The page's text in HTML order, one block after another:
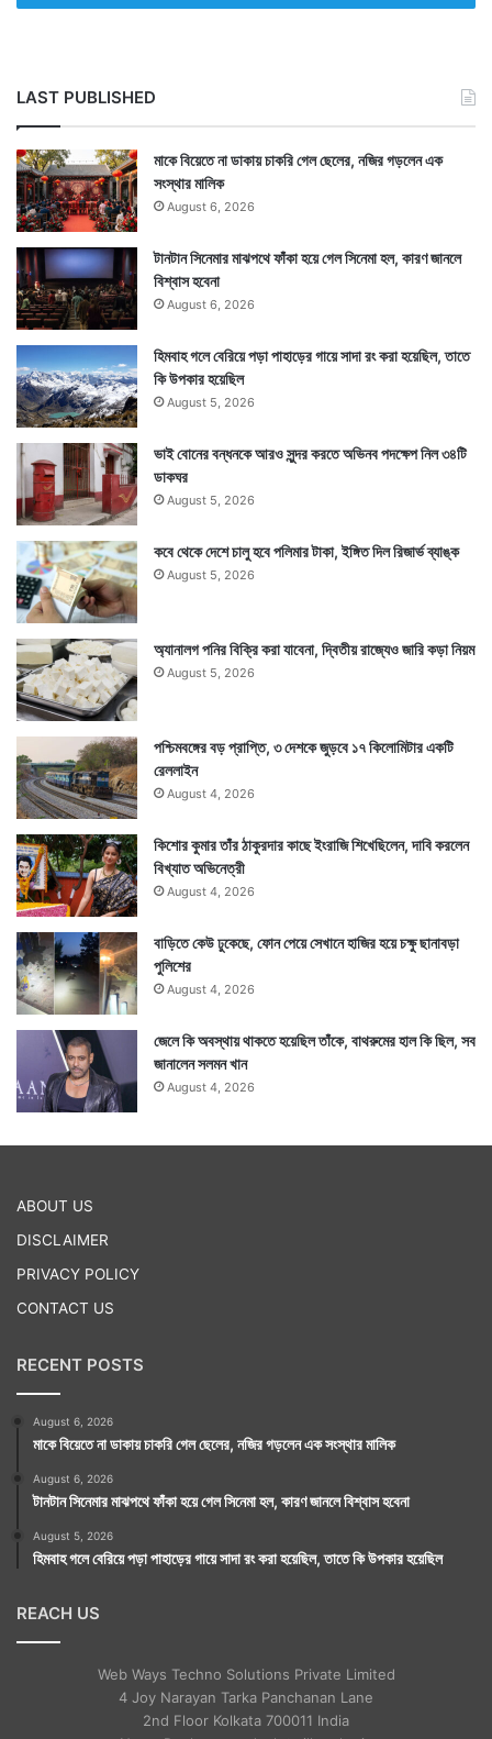
Tags London
LAST PUBLISHED
মাকে বিয়েতে না ডাকায় চাকরি গেল ছেলের, নজির গড়লেন এক
সংস্থার মালিক
August 6, 2026
টানটান সিনেমার মাঝপথে ফাঁকা হয়ে গেল সিনেমা হল, কারণ জানলে
বিশ্বাস হবেনা
August 6, 2026
হিমবাহ গলে বেরিয়ে পড়া পাহাড়ের গায়ে সাদা রং করা হয়েছিল, তাতে
কি উপকার হয়েছিল
August 5, 2026
ভাই বোনের বন্ধনকে আরও সুন্দর করতে অভিনব পদক্ষেপ নিল ৩৪টি
ডাকঘর
August 5, 2026
কবে থেকে দেশে চালু হবে পলিমার টাকা, ইঙ্গিত দিল রিজার্ভ ব্যাঙ্ক
August 5, 2026
অ্যানালগ পনির বিক্রি করা যাবেনা, দ্বিতীয় রাজ্যেও জারি কড়া নিয়ম
August 5, 2026
পশ্চিমবঙ্গের বড় প্রাপ্তি, ৩ দেশকে জুড়বে ১৭ কিলোমিটার একটি
রেললাইন
August 4, 2026
কিশোর কুমার তাঁর ঠাকুরদার কাছে ইংরাজি শিখেছিলেন, দাবি করলেন
বিখ্যাত অভিনেত্রী
August 4, 2026
বাড়িতে কেউ ঢুকেছে, ফোন পেয়ে সেখানে হাজির হয়ে চক্ষু ছানাবড়া
পুলিশের
August 4, 2026
জেলে কি অবস্থায় থাকতে হয়েছিল তাঁকে, বাথরুমের হাল কি ছিল, সব
জানালেন সলমন খান
August 4, 2026
ABOUT US
DISCLAIMER
PRIVACY POLICY
CONTACT US
RECENT POSTS
August 6, 2026
মাকে বিয়েতে না ডাকায় চাকরি গেল ছেলের, নজির গড়লেন এক সংস্থার মালিক
August 6, 2026
টানটান সিনেমার মাঝপথে ফাঁকা হয়ে গেল সিনেমা হল, কারণ জানলে বিশ্বাস হবেনা
August 5, 2026
হিমবাহ গলে বেরিয়ে পড়া পাহাড়ের গায়ে সাদা রং করা হয়েছিল, তাতে কি উপকার হয়েছিল
REACH US
Web Ways Techno Solutions Private Limited
4 Joy Narayan Tarka Panchanan Lane
2nd Floor Kolkata 700011 India